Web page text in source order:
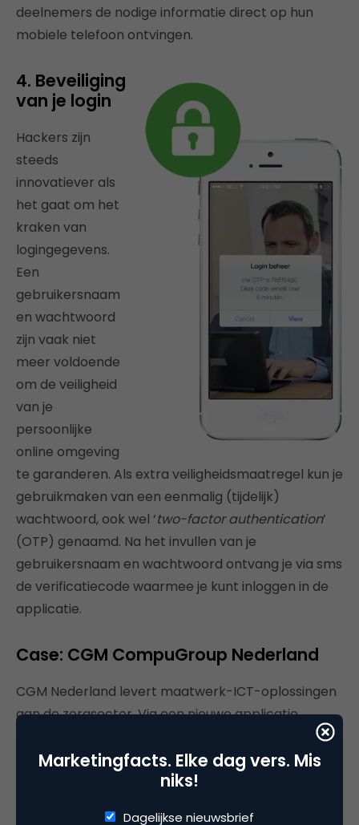
deelnemers de nodige informatie direct op hun
mobiele telefoon ontvingen.
4. Beveiliging
van je login
Hackers zijn
steeds
innovatiever als
het gaat om het
kraken van
logingegevens.
Een
gebruikersnaam
en wachtwoord
zijn vaak niet
meer voldoende
om de veiligheid
van je
persoonlijke
online omgeving
te garanderen. Als extra veiligheidsmaatregel kun je
gebruikmaken van een eenmalig (tijdelijk)
wachtwoord, ook wel ‘two-factor authentication’
(OTP) genaamd. Na het invullen van je
gebruikersnaam en wachtwoord ontvang je via sms
de verificatiecode waarmee je kunt inloggen in de
applicatie.
Case: CGM CompuGroup Nederland
CGM Nederland levert maatwerk-ICT-oplossingen
aan de zorgsector. Via een nieuwe applicatie
plaatsen bij apothekers. Omdat medicijnen
persoonlijk zijn voorgeschreven, is het belangrijk dat
Marketingfacts. Elke dag vers. Mis
niks!
Dagelijkse nieuwsbrief